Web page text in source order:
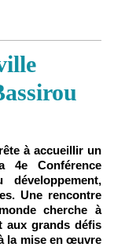
à accueillir un
4e Conférence
Une rencontre
cherche à
aux grands défis
la mise en œuvre